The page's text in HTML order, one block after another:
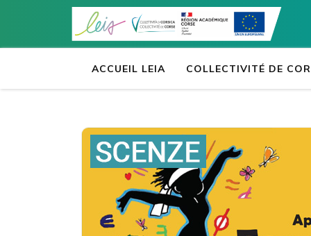
contenu
Entrée)
ACCUEIL LEIA COLLECTIVITÉ DE